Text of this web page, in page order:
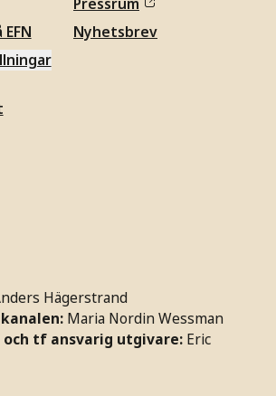
Nyhetsbrev
Hägerstrand
Maria Nordin Wessman
tf ansvarig utgivare: Eric